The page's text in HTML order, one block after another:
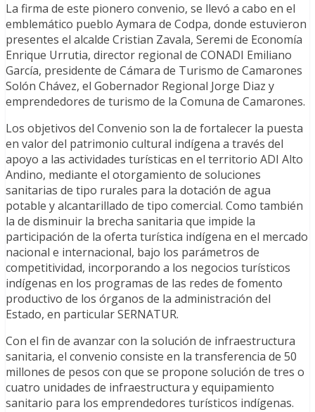
La firma de este pionero convenio, se llevó a cabo en el
emblemático pueblo Aymara de Codpa, donde estuvieron
presentes el alcalde Cristian Zavala, Seremi de Economía
Enrique Urrutia, director regional de CONADI Emiliano
García, presidente de Cámara de Turismo de Camarones
Solón Chávez, el Gobernador Regional Jorge Diaz y
emprendedores de turismo de la Comuna de Camarones.
Los objetivos del Convenio son la de fortalecer la puesta
en valor del patrimonio cultural indígena a través del
apoyo a las actividades turísticas en el territorio ADI Alto
Andino, mediante el otorgamiento de soluciones
sanitarias de tipo rurales para la dotación de agua
potable y alcantarillado de tipo comercial. Como también
la de disminuir la brecha sanitaria que impide la
participación de la oferta turística indígena en el mercado
nacional e internacional, bajo los parámetros de
competitividad, incorporando a los negocios turísticos
indígenas en los programas de las redes de fomento
productivo de los órganos de la administración del
Estado, en particular SERNATUR.
Con el fin de avanzar con la solución de infraestructura
sanitaria, el convenio consiste en la transferencia de 50
millones de pesos con que se propone solución de tres o
cuatro unidades de infraestructura y equipamiento
sanitario para los emprendedores turísticos indígenas.